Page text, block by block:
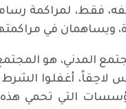
فقط، لمراكمة
ويساهمان في
المدني، هو
لاحِقاً، أغفلوا الشرط
التي تحمي هذه